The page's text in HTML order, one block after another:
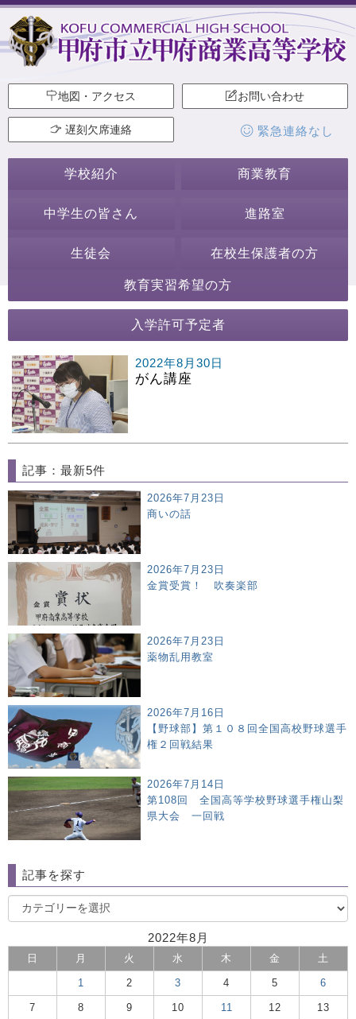
地図・アクセス お問い合わせ
遅刻欠席連絡 緊急連絡なし
学校紹介 商業教育
中学生の皆さん 進路室
生徒会 在校生保護者の方
教育実習希望の方
入学許可予定者
2022年8月30日
がん講座
記事：最新5件
2026年7月23日
商いの話
2026年7月23日
金賞受賞！ 吹奏楽部
2026年7月23日
薬物乱用教室
2026年7月16日
【野球部】第１０８回全国高校野球選手
権２回戦結果
2026年7月14日
第108回 全国高等学校野球選手権山梨
県大会 一回戦
記事を探す
2022年8月
日 月 火 水 木 金 土
1 2 3 4 5 6
7 8 9 10 11 12 13